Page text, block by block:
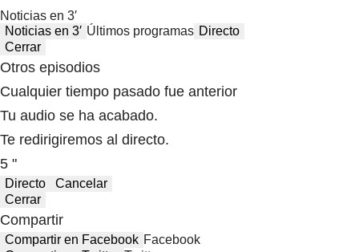
Noticias en 3′
Noticias en 3′ Últimos programas Directo
Cerrar
Otros episodios
Cualquier tiempo pasado fue anterior
Tu audio se ha acabado.
Te redirigiremos al directo.
5 "
Directo
Cancelar
Cerrar
Compartir
Compartir en Facebook Facebook